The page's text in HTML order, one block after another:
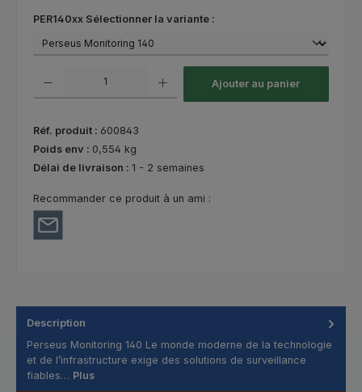
Sélectionnez
PER140xx Sélectionner la variante :
Ajouter au panier
Réf. produit : 600843
Poids env : 0,554 kg
Délai de livraison : 1 - 2 semaines
Recommander ce produit à un ami :
Description
Perseus Monitoring 140 Le monde moderne de la technologie
et de l’infrastructure exige des solutions de surveillance
fiables… Plus